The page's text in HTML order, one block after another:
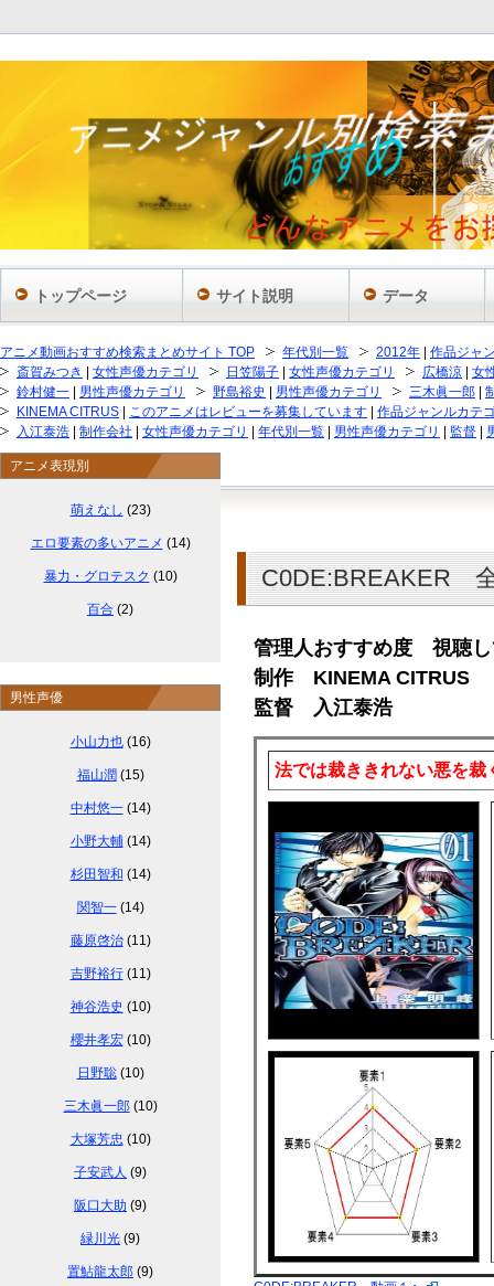
アニメ動画おすすめ検索まとめサイト TOP 年代別一覧 2012年
作品ジャ
斎賀みつき
女性声優カテゴリ 日笠陽子 女性声優カテゴリ 広橋涼
女
鈴村健一
男性声優カテゴリ 野島裕史 男性声優カテゴリ 三木眞一郎
KINEMA CITRUS
このアニメはレビューを募集しています
作品ジャンルカテ
入江泰浩
制作会社 女性声優カテゴリ 年代別一覧 男性声優カテゴリ 監督
C0DE:BREAKER
管理人おすすめ度 視聴し
制作 KINEMA CITRUS
監督 入江泰浩
法では裁ききれない悪を
アニメ表現別
萌えなし (23)
エロ要素の多いアニメ (14)
暴力・グロテスク (10)
百合 (2)
男性声優
小山力也(16)
福山潤 (15)
中村悠一(14)
小野大輔(14)
杉田智和 (14)
関智一(14)
藤原啓治(11)
吉野裕行(11)
神谷浩史 (10)
櫻井孝宏(10)
日野聡(10)
三木眞一郎(10)
大塚芳忠 (10)
子安武人 (9)
阪口大助 (9)
緑川光 (9)
置鮎龍太郎 (9)
トップページ サイト説明 データ